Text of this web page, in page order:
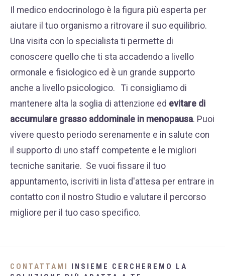
Il medico endocrinologo è la figura più esperta per
aiutare il tuo organismo a ritrovare il suo equilibrio.
Una visita con lo specialista ti permette di
conoscere quello che ti sta accadendo a livello
ormonale e fisiologico ed è un grande supporto
anche a livello psicologico.
Ti consigliamo di
mantenere alta la soglia di attenzione ed evitare di
accumulare grasso addominale in menopausa. Puoi
vivere questo periodo serenamente e in salute con
il supporto di uno staff competente e le migliori
tecniche sanitarie. Se vuoi fissare il tuo
appuntamento, iscriviti in lista d'attesa per entrare in
contatto con il nostro Studio e valutare il percorso
migliore per il tuo caso specifico.
CONTATTAMI
INSIEME CERCHEREMO LA